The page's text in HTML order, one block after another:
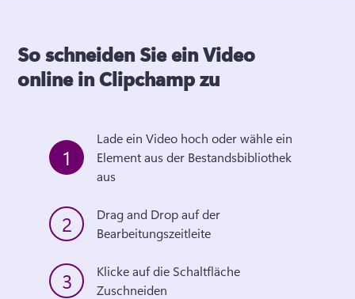
So schneiden Sie ein Video
online in Clipchamp zu
1
Lade ein Video hoch oder wähle ein
Element aus der Bestandsbibliothek
aus
2
Drag and Drop auf der
Bearbeitungszeitleite
3
Klicke auf die Schaltfläche
Zuschneiden